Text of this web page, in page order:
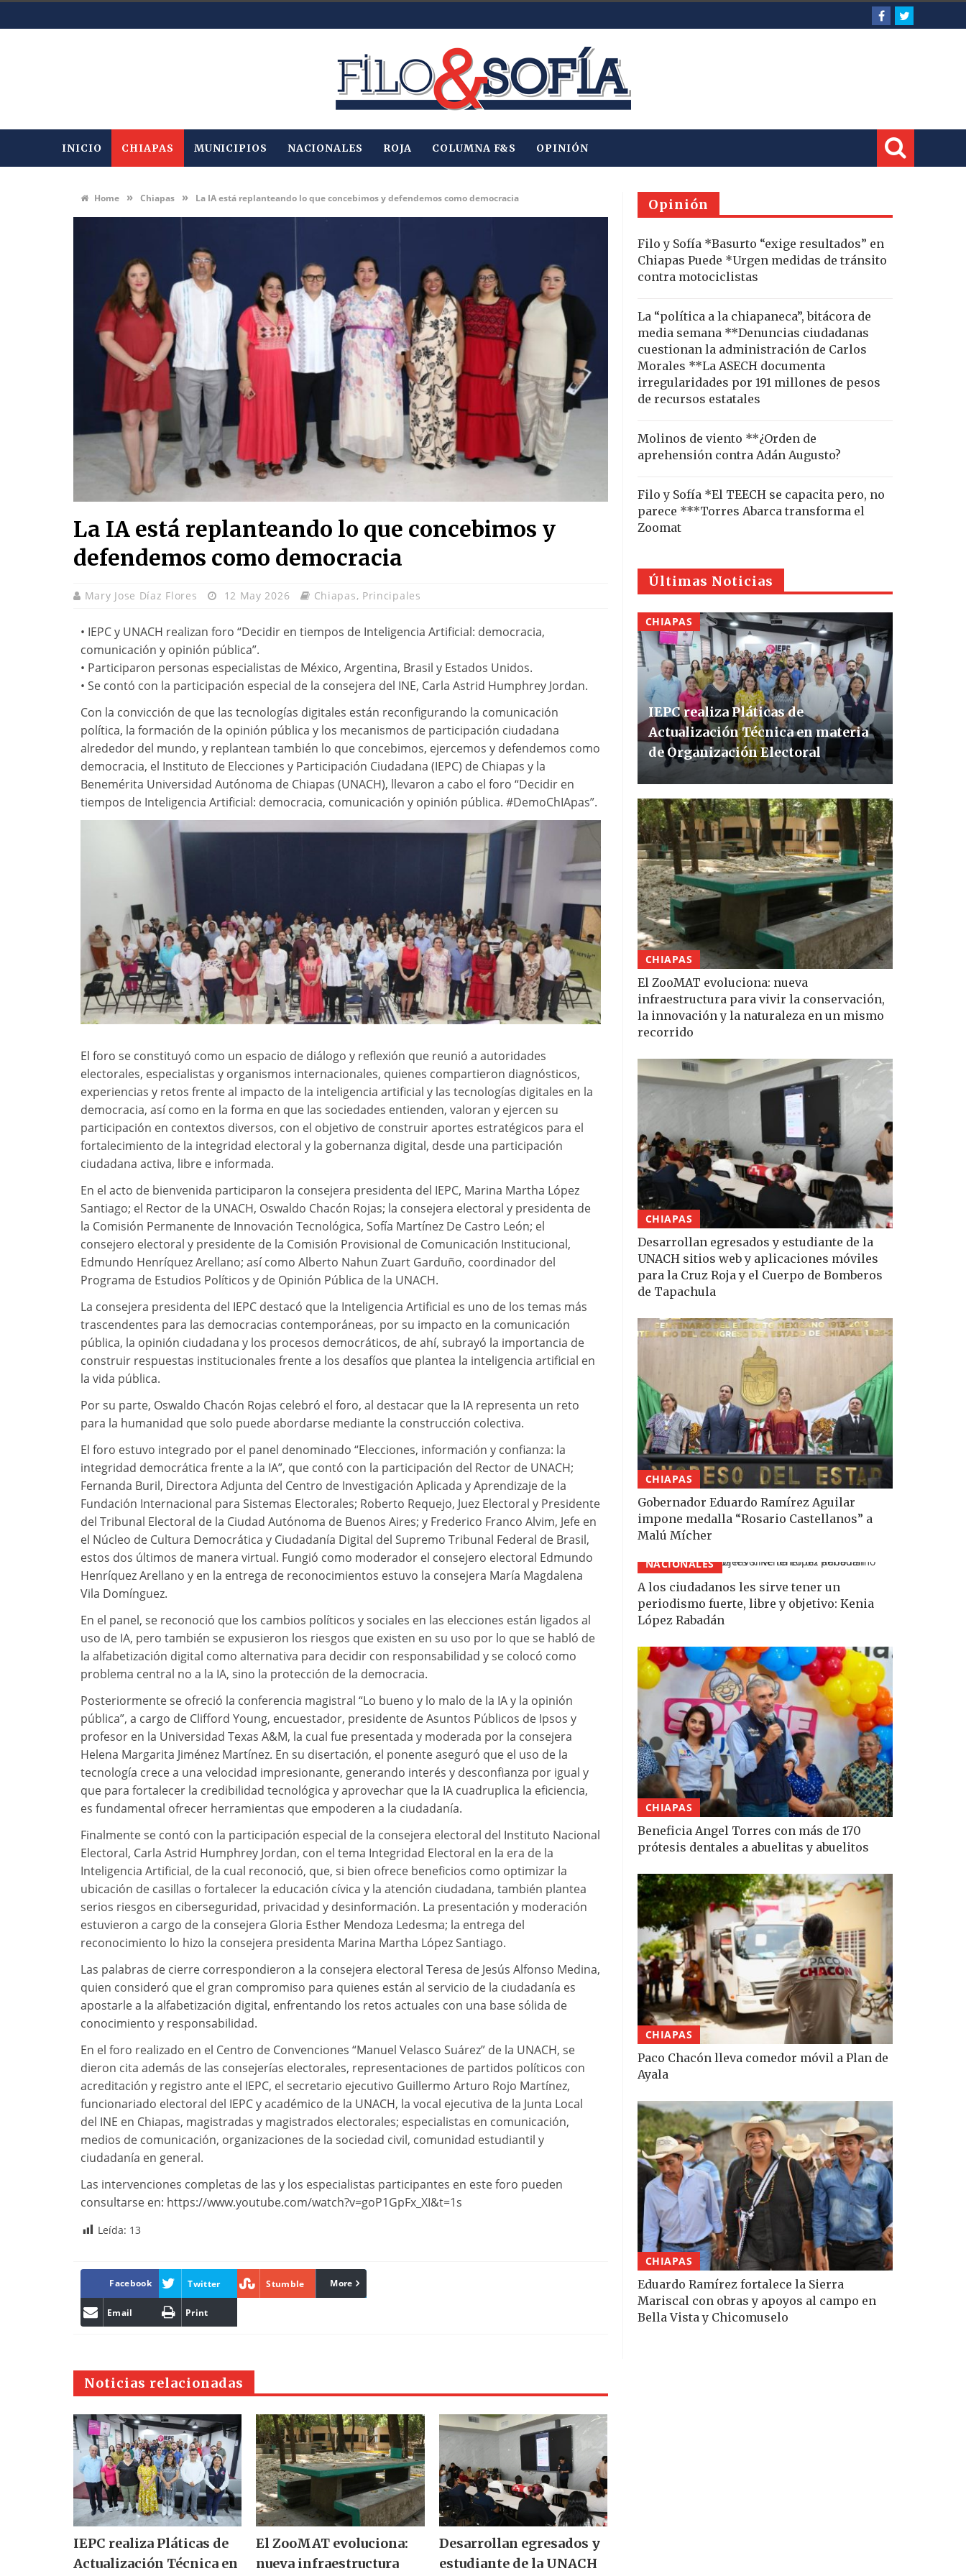
INICIO CHIAPAS MUNICIPIOS NACIONALES ROJA COLUMNA F&S OPINIÓN
Home » Chiapas » La IA está replanteando lo que concebimos y defendemos como democracia
La IA está replanteando lo que concebimos y
defendemos como democracia
Mary Jose Díaz Flores 12 May 2026 Chiapas, Principales
• IEPC y UNACH realizan foro “Decidir en tiempos de Inteligencia Artificial: democracia,
comunicación y opinión pública”.
• Participaron personas especialistas de México, Argentina, Brasil y Estados Unidos.
• Se contó con la participación especial de la consejera del INE, Carla Astrid Humphrey Jordan.
Con la convicción de que las tecnologías digitales están reconfigurando la comunicación
política, la formación de la opinión pública y los mecanismos de participación ciudadana
alrededor del mundo, y replantean también lo que concebimos, ejercemos y defendemos como
democracia, el Instituto de Elecciones y Participación Ciudadana (IEPC) de Chiapas y la
Benemérita Universidad Autónoma de Chiapas (UNACH), llevaron a cabo el foro “Decidir en
tiempos de Inteligencia Artificial: democracia, comunicación y opinión pública. #DemoChIApas”.
El foro se constituyó como un espacio de diálogo y reflexión que reunió a autoridades
electorales, especialistas y organismos internacionales, quienes compartieron diagnósticos,
experiencias y retos frente al impacto de la inteligencia artificial y las tecnologías digitales en la
democracia, así como en la forma en que las sociedades entienden, valoran y ejercen su
participación en contextos diversos, con el objetivo de construir aportes estratégicos para el
fortalecimiento de la integridad electoral y la gobernanza digital, desde una participación
ciudadana activa, libre e informada.
En el acto de bienvenida participaron la consejera presidenta del IEPC, Marina Martha López
Santiago; el Rector de la UNACH, Oswaldo Chacón Rojas; la consejera electoral y presidenta de
la Comisión Permanente de Innovación Tecnológica, Sofía Martínez De Castro León; el
consejero electoral y presidente de la Comisión Provisional de Comunicación Institucional,
Edmundo Henríquez Arellano; así como Alberto Nahun Zuart Garduño, coordinador del
Programa de Estudios Políticos y de Opinión Pública de la UNACH.
La consejera presidenta del IEPC destacó que la Inteligencia Artificial es uno de los temas más
trascendentes para las democracias contemporáneas, por su impacto en la comunicación
pública, la opinión ciudadana y los procesos democráticos, de ahí, subrayó la importancia de
construir respuestas institucionales frente a los desafíos que plantea la inteligencia artificial en
la vida pública.
Por su parte, Oswaldo Chacón Rojas celebró el foro, al destacar que la IA representa un reto
para la humanidad que solo puede abordarse mediante la construcción colectiva.
El foro estuvo integrado por el panel denominado “Elecciones, información y confianza: la
integridad democrática frente a la IA”, que contó con la participación del Rector de UNACH;
Fernanda Buril, Directora Adjunta del Centro de Investigación Aplicada y Aprendizaje de la
Fundación Internacional para Sistemas Electorales; Roberto Requejo, Juez Electoral y Presidente
del Tribunal Electoral de la Ciudad Autónoma de Buenos Aires; y Frederico Franco Alvim, Jefe en
el Núcleo de Cultura Democrática y Ciudadanía Digital del Supremo Tribunal Federal de Brasil,
estos dos últimos de manera virtual. Fungió como moderador el consejero electoral Edmundo
Henríquez Arellano y en la entrega de reconocimientos estuvo la consejera María Magdalena
Vila Domínguez.
En el panel, se reconoció que los cambios políticos y sociales en las elecciones están ligados al
uso de IA, pero también se expusieron los riesgos que existen en su uso por lo que se habló de
la alfabetización digital como alternativa para decidir con responsabilidad y se colocó como
problema central no a la IA, sino la protección de la democracia.
Posteriormente se ofreció la conferencia magistral “Lo bueno y lo malo de la IA y la opinión
pública”, a cargo de Clifford Young, encuestador, presidente de Asuntos Públicos de Ipsos y
profesor en la Universidad Texas A&M, la cual fue presentada y moderada por la consejera
Helena Margarita Jiménez Martínez. En su disertación, el ponente aseguró que el uso de la
tecnología crece a una velocidad impresionante, generando interés y desconfianza por igual y
que para fortalecer la credibilidad tecnológica y aprovechar que la IA cuadruplica la eficiencia,
es fundamental ofrecer herramientas que empoderen a la ciudadanía.
Finalmente se contó con la participación especial de la consejera electoral del Instituto Nacional
Electoral, Carla Astrid Humphrey Jordan, con el tema Integridad Electoral en la era de la
Inteligencia Artificial, de la cual reconoció, que, si bien ofrece beneficios como optimizar la
ubicación de casillas o fortalecer la educación cívica y la atención ciudadana, también plantea
serios riesgos en ciberseguridad, privacidad y desinformación. La presentación y moderación
estuvieron a cargo de la consejera Gloria Esther Mendoza Ledesma; la entrega del
reconocimiento lo hizo la consejera presidenta Marina Martha López Santiago.
Las palabras de cierre correspondieron a la consejera electoral Teresa de Jesús Alfonso Medina,
quien consideró que el gran compromiso para quienes están al servicio de la ciudadanía es
apostarle a la alfabetización digital, enfrentando los retos actuales con una base sólida de
conocimiento y responsabilidad.
En el foro realizado en el Centro de Convenciones “Manuel Velasco Suárez” de la UNACH, se
dieron cita además de las consejerías electorales, representaciones de partidos políticos con
acreditación y registro ante el IEPC, el secretario ejecutivo Guillermo Arturo Rojo Martínez,
funcionariado electoral del IEPC y académico de la UNACH, la vocal ejecutiva de la Junta Local
del INE en Chiapas, magistradas y magistrados electorales; especialistas en comunicación,
medios de comunicación, organizaciones de la sociedad civil, comunidad estudiantil y
ciudadanía en general.
Las intervenciones completas de las y los especialistas participantes en este foro pueden
consultarse en: https://www.youtube.com/watch?v=goP1GpFx_XI&t=1s
Leída: 13
Facebook Twitter Stumble linkedin
Email Print
More
Noticias relacionadas
IEPC realiza Pláticas de
Actualización Técnica en
El ZooMAT evoluciona:
nueva infraestructura
Desarrollan egresados y
estudiante de la UNACH
Opinión
Filo y Sofía *Basurto “exige resultados” en
Chiapas Puede *Urgen medidas de tránsito
contra motociclistas
La “política a la chiapaneca”, bitácora de
media semana **Denuncias ciudadanas
cuestionan la administración de Carlos
Morales **La ASECH documenta
irregularidades por 191 millones de pesos
de recursos estatales
Molinos de viento **¿Orden de
aprehensión contra Adán Augusto?
Filo y Sofía *El TEECH se capacita pero, no
parece ***Torres Abarca transforma el
Zoomat
Últimas Noticias
CHIAPAS
IEPC realiza Pláticas de
Actualización Técnica en materia
de Organización Electoral
CHIAPAS
El ZooMAT evoluciona: nueva
infraestructura para vivir la conservación,
la innovación y la naturaleza en un mismo
recorrido
CHIAPAS
Desarrollan egresados y estudiante de la
UNACH sitios web y aplicaciones móviles
para la Cruz Roja y el Cuerpo de Bomberos
de Tapachula
CHIAPAS
Gobernador Eduardo Ramírez Aguilar
impone medalla “Rosario Castellanos” a
Malú Mícher
NACIONALES
A los ciudadanos les sirve tener un
periodismo fuerte, libre y objetivo: Kenia
López Rabadán
CHIAPAS
Beneficia Angel Torres con más de 170
prótesis dentales a abuelitas y abuelitos
CHIAPAS
Paco Chacón lleva comedor móvil a Plan de
Ayala
CHIAPAS
Eduardo Ramírez fortalece la Sierra
Mariscal con obras y apoyos al campo en
Bella Vista y Chicomuselo